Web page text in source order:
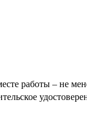
работы – не